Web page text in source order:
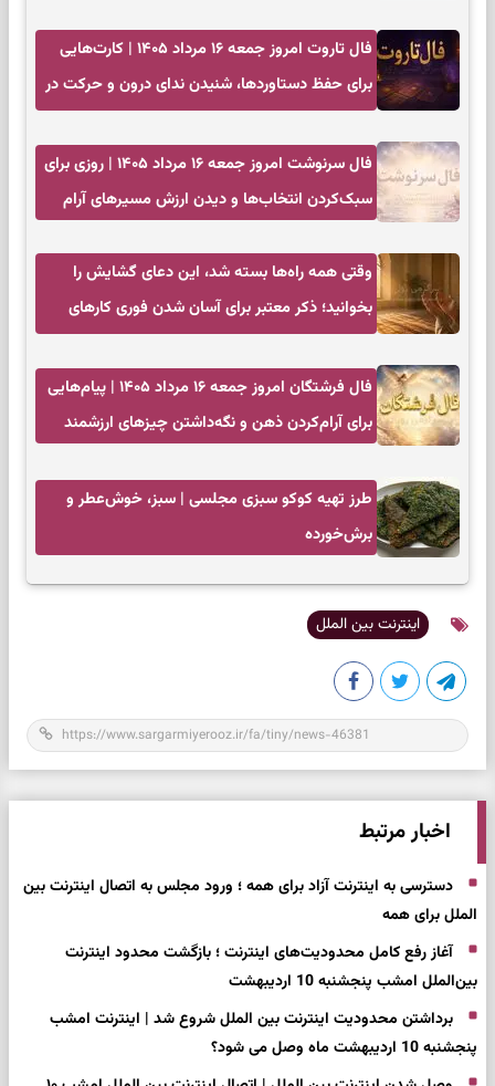
فال تاروت امروز جمعه ۱۶ مرداد ۱۴۰۵ | کارت‌هایی
برای حفظ دستاوردها، شنیدن ندای درون و حرکت در
فال سرنوشت امروز جمعه ۱۶ مرداد ۱۴۰۵ | روزی برای
سبک‌کردن انتخاب‌ها و دیدن ارزش مسیرهای آرام
وقتی همه راه‌ها بسته شد، این دعای گشایش را
بخوانید؛ ذکر معتبر برای آسان شدن فوری کارهای
فال فرشتگان امروز جمعه ۱۶ مرداد ۱۴۰۵ | پیام‌هایی
برای آرام‌کردن ذهن و نگه‌داشتن چیزهای ارزشمند
طرز تهیه کوکو سبزی مجلسی | سبز، خوش‌عطر و
برش‌خورده
اینترنت بین الملل
اخبار مرتبط
دسترسی به اینترنت آزاد برای همه ؛ ورود مجلس به اتصال اینترنت بین
الملل برای همه
آغاز رفع کامل محدودیت‌های اینترنت ؛ بازگشت محدود اینترنت
بین‌الملل امشب پنجشنبه 10 اردیبهشت
برداشتن محدودیت اینترنت بین الملل شروع شد | اینترنت امشب
پنجشنبه 10 اردیبهشت ماه وصل می شود؟